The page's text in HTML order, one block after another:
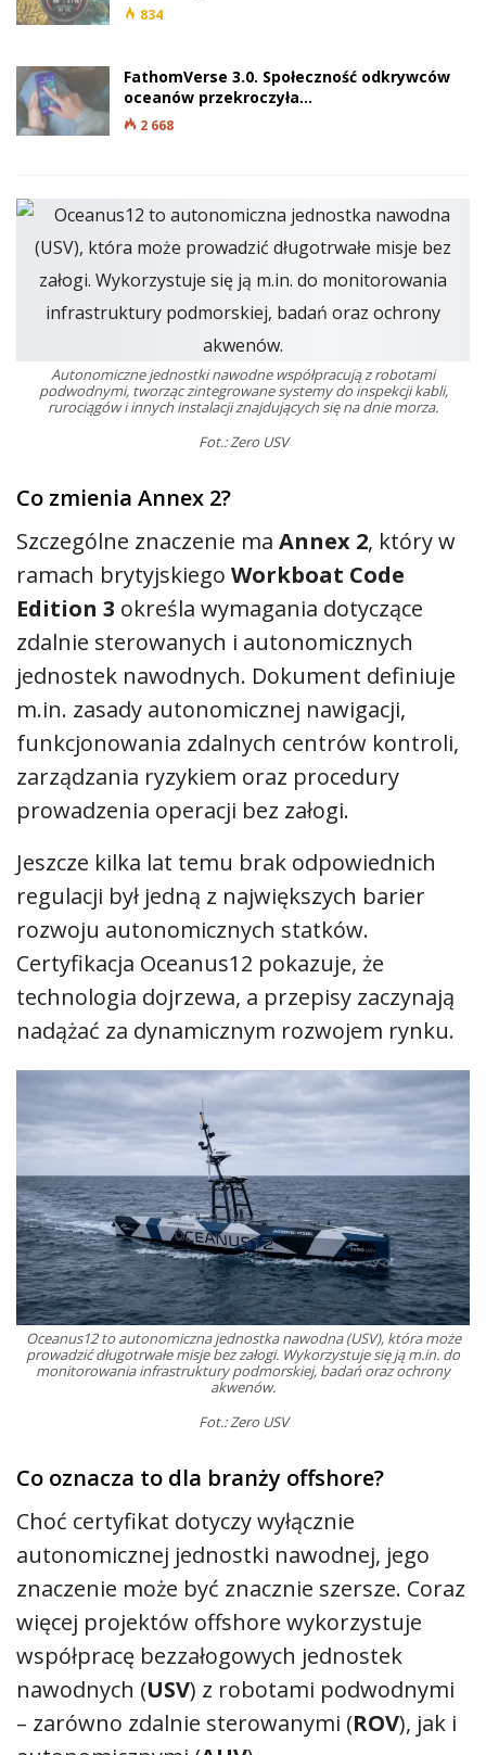
834
FathomVerse 3.0. Społeczność odkrywców
oceanów przekroczyła…
2 668
Autonomiczne jednostki nawodne współpracują z robotami
podwodnymi, tworząc zintegrowane systemy do inspekcji kabli,
rurociągów i innych instalacji znajdujących się na dnie morza.
Fot.: Zero USV
Co zmienia Annex 2?
Szczególne znaczenie ma Annex 2, który w
ramach brytyjskiego Workboat Code
Edition 3 określa wymagania dotyczące
zdalnie sterowanych i autonomicznych
jednostek nawodnych. Dokument definiuje
m.in. zasady autonomicznej nawigacji,
funkcjonowania zdalnych centrów kontroli,
zarządzania ryzykiem oraz procedury
prowadzenia operacji bez załogi.
Jeszcze kilka lat temu brak odpowiednich
regulacji był jedną z największych barier
rozwoju autonomicznych statków.
Certyfikacja Oceanus12 pokazuje, że
technologia dojrzewa, a przepisy zaczynają
nadążać za dynamicznym rozwojem rynku.
Oceanus12 to autonomiczna jednostka nawodna (USV), która może
prowadzić długotrwałe misje bez załogi. Wykorzystuje się ją m.in. do
monitorowania infrastruktury podmorskiej, badań oraz ochrony
akwenów.
Fot.: Zero USV
Co oznacza to dla branży offshore?
Choć certyfikat dotyczy wyłącznie
autonomicznej jednostki nawodnej, jego
znaczenie może być znacznie szersze. Coraz
więcej projektów offshore wykorzystuje
współpracę bezzałogowych jednostek
nawodnych (USV) z robotami podwodnymi
– zarówno zdalnie sterowanymi (ROV), jak i